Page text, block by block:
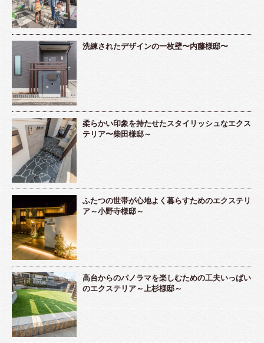
洗練されたデザインの一枚壁〜内藤様邸〜
柔らかい印象を持たせたスタイリッシュなエクス
テリア〜柴田様邸～
ふたつの世帯が心地よく暮らすためのエクステリ
ア～小野寺様邸～
高台からのパノラマを楽しむための工夫いっぱい
のエクステリア～上杉様邸～